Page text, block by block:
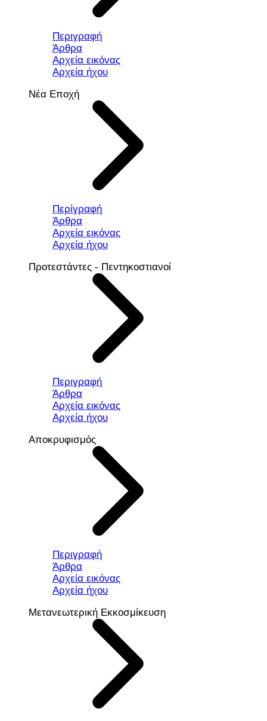
Περιγραφή
Άρθρα
Αρχεία εικόνας
Αρχεία ήχου
Νέα Εποχή
Περίγραφή
Άρθρα
Αρχεία εικόνας
Αρχεία ήχου
Προτεστάντες - Πεντηκοστιανοί
Περιγραφή
Άρθρα
Αρχεία εικόνας
Αρχεία ήχου
Αποκρυφισμός
Περιγραφή
Άρθρα
Αρχεία εικόνας
Αρχεία ήχου
Μετανεωτερική Εκκοσμίκευση